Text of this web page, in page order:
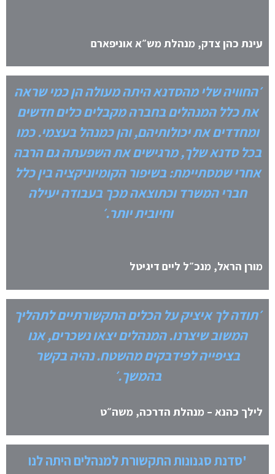
עינת כהן צדק, מנהלת מש״א אוניפארם
׳החוויה שלי מהסדנא היתה מעולה הן כמי שראה
את כלל המנהלים בחברה מקבלים כלים חדשים
ומחדדים את יכולותיהם, והן כמנהל בעצמי. כמו
בכל סדנא שלך, מרגישים את השפעתה גם הרבה
אחרי שמסתיימת: בשיפור הקומיוניקציה בין כלל
חברי המשרד וכתוצאה מכך בעבודה יעילה
וחיובית יותר.׳
מורן הראל, מנכ״ל ליים דיגיטל
׳תודה לך איציק על הכלים התקשורתיים לתהליך
המשוב שיצרנו. המנהלים יצאו נשכרים, אנו
בציפייה לפידבקים מהשטח. נהיה בקשר
בהמשך.׳
לילך כהנא – מנהלת הדרכה, משה״ט
'סדנת סגנונות התקשורת למנהלים היתה לנו